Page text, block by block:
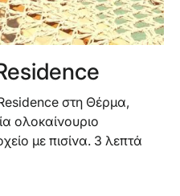
στη Θέρμα,
ολοκαίνουριο
με πισίνα. 3 λεπτά